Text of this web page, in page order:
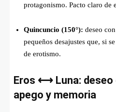
protagonismo. Pacto claro de
Quincuncio (150°): deseo
pequeños desajustes que, si
de erotismo.
Eros ⟷ Luna: deseo
apego y memoria